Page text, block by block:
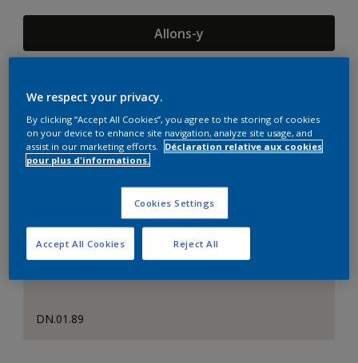
Allons-y
Suggestions d'Harmonies
DN.01.89
We respect your privacy.
By clicking “Accept All Cookies”, you agree to the storing of cookies
on your device to enhance site navigation, analyze site usage, and
assist in our marketing efforts.
Déclaration relative aux cookies
pour plus d'informations.
Cookies Settings
Reject All
Accept All Cookies